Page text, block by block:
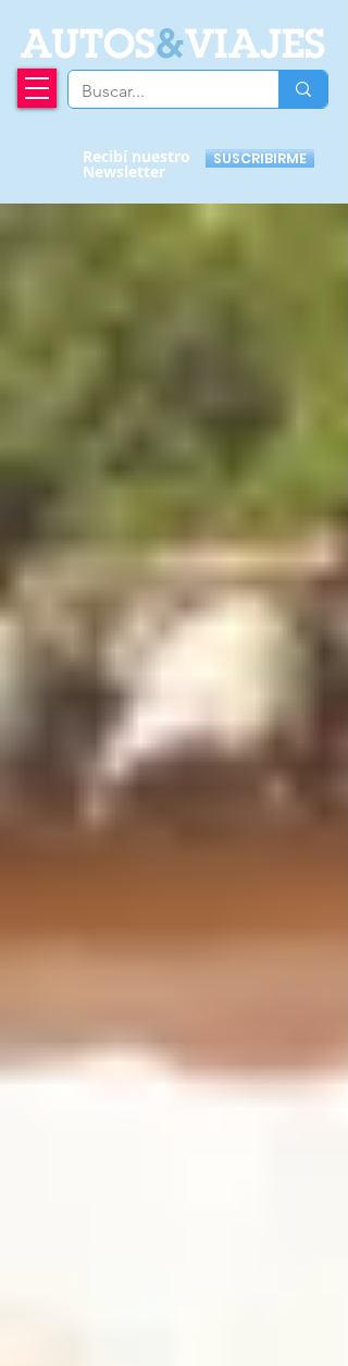
AUTOS&VIAJES
Recibí nuestro
Newsletter
SUSCRIBIRME